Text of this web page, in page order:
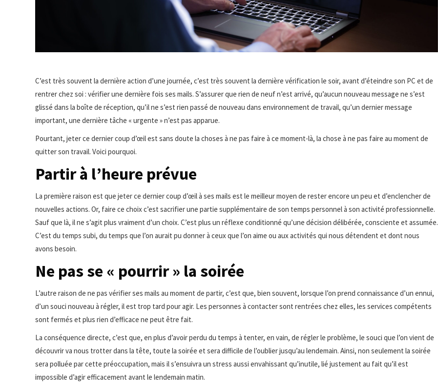
C’est très souvent la dernière action d’une journée, c’est très souvent la dernière vérification le soir, avant d’éteindre son PC et de
rentrer chez soi : vérifier une dernière fois ses mails. S’assurer que rien de neuf n’est arrivé, qu’aucun nouveau message ne s’est
glissé dans la boîte de réception, qu’il ne s’est rien passé de nouveau dans environnement de travail, qu’un dernier message
important, une dernière tâche « urgente » n’est pas apparue.
Pourtant, jeter ce dernier coup d’œil est sans doute la choses à ne pas faire à ce moment-là, la chose à ne pas faire au moment de
quitter son travail. Voici pourquoi.
Partir à l’heure prévue
La première raison est que jeter ce dernier coup d’œil à ses mails est le meilleur moyen de rester encore un peu et d’enclencher de
nouvelles actions. Or, faire ce choix c’est sacrifier une partie supplémentaire de son temps personnel à son activité professionnelle.
Sauf que là, il ne s’agit plus vraiment d’un choix. C’est plus un réflexe conditionné qu’une décision délibérée, consciente et assumée.
C’est du temps subi, du temps que l’on aurait pu donner à ceux que l’on aime ou aux activités qui nous détendent et dont nous
avons besoin.
Ne pas se « pourrir » la soirée
L’autre raison de ne pas vérifier ses mails au moment de partir, c’est que, bien souvent, lorsque l’on prend connaissance d’un ennui,
d’un souci nouveau à régler, il est trop tard pour agir. Les personnes à contacter sont rentrées chez elles, les services compétents
sont fermés et plus rien d’efficace ne peut être fait.
La conséquence directe, c’est que, en plus d’avoir perdu du temps à tenter, en vain, de régler le problème, le souci que l’on vient de
découvrir va nous trotter dans la tête, toute la soirée et sera difficile de l’oublier jusqu’au lendemain. Ainsi, non seulement la soirée
sera polluée par cette préoccupation, mais il s’ensuivra un stress aussi envahissant qu’inutile, lié justement au fait qu’il est
impossible d’agir efficacement avant le lendemain matin.